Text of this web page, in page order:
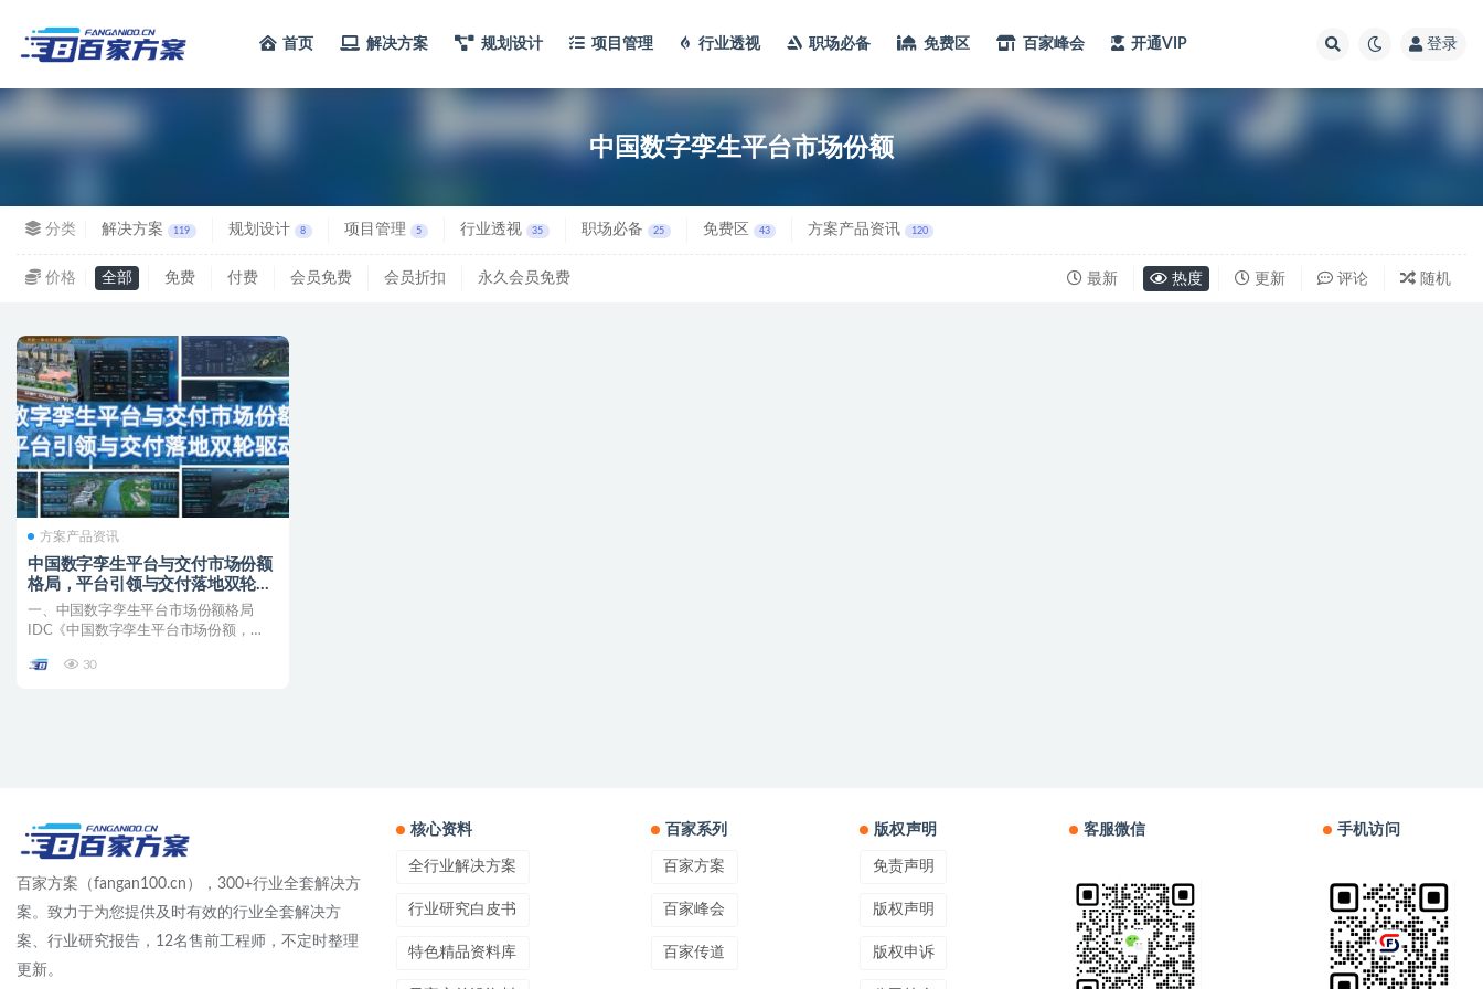
首页 解决方案 规划设计 项目管理 行业透视 职场必备 免费区 百家峰会 开通VIP 登录
中国数字孪生平台市场份额
分类 解决方案 119 规划设计 8 项目管理 5 行业透视 35 职场必备 25 免费区 43 方案产品资讯 120
价格 全部 免费 付费 会员免费 会员折扣 永久会员免费 最新 热度 更新 评论 随机
方案产品资讯
中国数字孪生平台与交付市场份额
格局，平台引领与交付落地双轮驱
一、中国数字孪生平台市场份额格局
IDC《中国数字孪生平台市场份额，
30
百家方案（fangan100.cn），300+行业全套解决方
案。致力于为您提供及时有效的行业全套解决方
案、行业研究报告，12名售前工程师，不定时整理
更新。
核心资料
全行业解决方案
行业研究白皮书
特色精品资料库
百家系列
百家方案
百家峰会
百家传道
版权声明
免责声明
版权声明
版权申诉
客服微信 手机访问